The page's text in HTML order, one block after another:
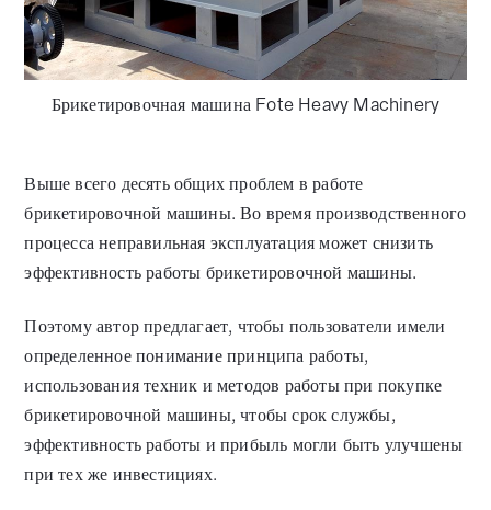
Брикетировочная машина Fote Heavy Machinery
Выше всего десять общих проблем в работе
брикетировочной машины. Во время производственного
процесса неправильная эксплуатация может снизить
эффективность работы брикетировочной машины.
Поэтому автор предлагает, чтобы пользователи имели
определенное понимание принципа работы,
использования техник и методов работы при покупке
брикетировочной машины, чтобы срок службы,
эффективность работы и прибыль могли быть улучшены
при тех же инвестициях.